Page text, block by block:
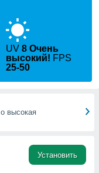
UV8 Очень
высокий! FPS
25-50
высокая
Установить